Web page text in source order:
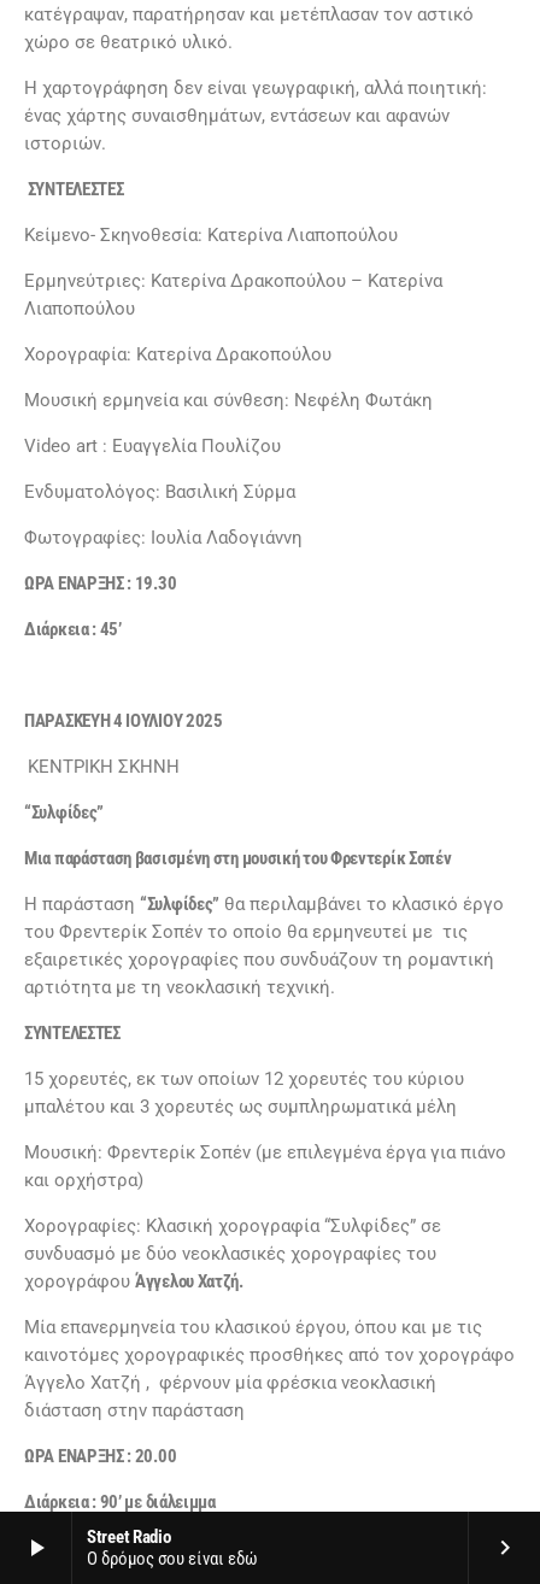
play_arrow
Street Radio
Ο δρόμος σου είναι εδώ
keyboard_arrow_right
κατέγραψαν, παρατήρησαν και μετέπλασαν τον αστικό
χώρο σε θεατρικό υλικό.
Η χαρτογράφηση δεν είναι γεωγραφική, αλλά ποιητική:
ένας χάρτης συναισθημάτων, εντάσεων και αφανών
ιστοριών.
ΣΥΝΤΕΛΕΣΤΕΣ
Κείμενο- Σκηνοθεσία: Κατερίνα Λιαποπούλου
Ερμηνεύτριες: Κατερίνα Δρακοπούλου – Κατερίνα
Λιαποπούλου
Χορογραφία: Κατερίνα Δρακοπούλου
Μουσική ερμηνεία και σύνθεση: Νεφέλη Φωτάκη
Video art : Ευαγγελία Πουλίζου
Ενδυματολόγος: Βασιλική Σύρμα
Φωτογραφίες: Ιουλία Λαδογιάννη
ΩΡΑ ΕΝΑΡΞΗΣ : 19.30
Διάρκεια : 45’
ΠΑΡΑΣΚΕΥΗ 4 ΙΟΥΛΙΟΥ 2025
ΚΕΝΤΡΙΚΗ ΣΚΗΝΗ
“Συλφίδες”
Μια παράσταση βασισμένη στη μουσική του Φρεντερίκ Σοπέν
Η παράσταση “Συλφίδες” θα περιλαμβάνει το κλασικό έργο
του Φρεντερίκ Σοπέν το οποίο θα ερμηνευτεί με τις
εξαιρετικές χορογραφίες που συνδυάζουν τη ρομαντική
αρτιότητα με τη νεοκλασική τεχνική.
ΣΥΝΤΕΛΕΣΤΕΣ
15 χορευτές, εκ των οποίων 12 χορευτές του κύριου
μπαλέτου και 3 χορευτές ως συμπληρωματικά μέλη
Μουσική: Φρεντερίκ Σοπέν (με επιλεγμένα έργα για πιάνο
και ορχήστρα)
Χορογραφίες: Κλασική χορογραφία “Συλφίδες” σε
συνδυασμό με δύο νεοκλασικές χορογραφίες του
χορογράφου Άγγελου Χατζή.
Mία επανερμηνεία του κλασικού έργου, όπου και με τις
καινοτόμες χορογραφικές προσθήκες από τον χορογράφο
Άγγελο Χατζή , φέρνουν μία φρέσκια νεοκλασική
διάσταση στην παράσταση
ΩΡΑ ENAΡΞΗΣ : 20.00
Διάρκεια : 90’ με διάλειμμα